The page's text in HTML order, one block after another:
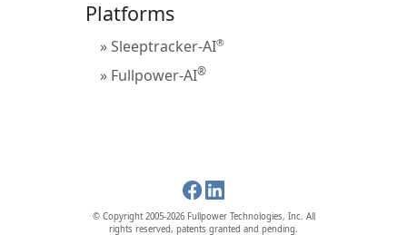
Platforms
» Sleeptracker-AI®
» Fullpower-AI®
© Copyright 2005-2026 Fullpower Technologies, Inc. All
rights reserved, patents granted and pending.